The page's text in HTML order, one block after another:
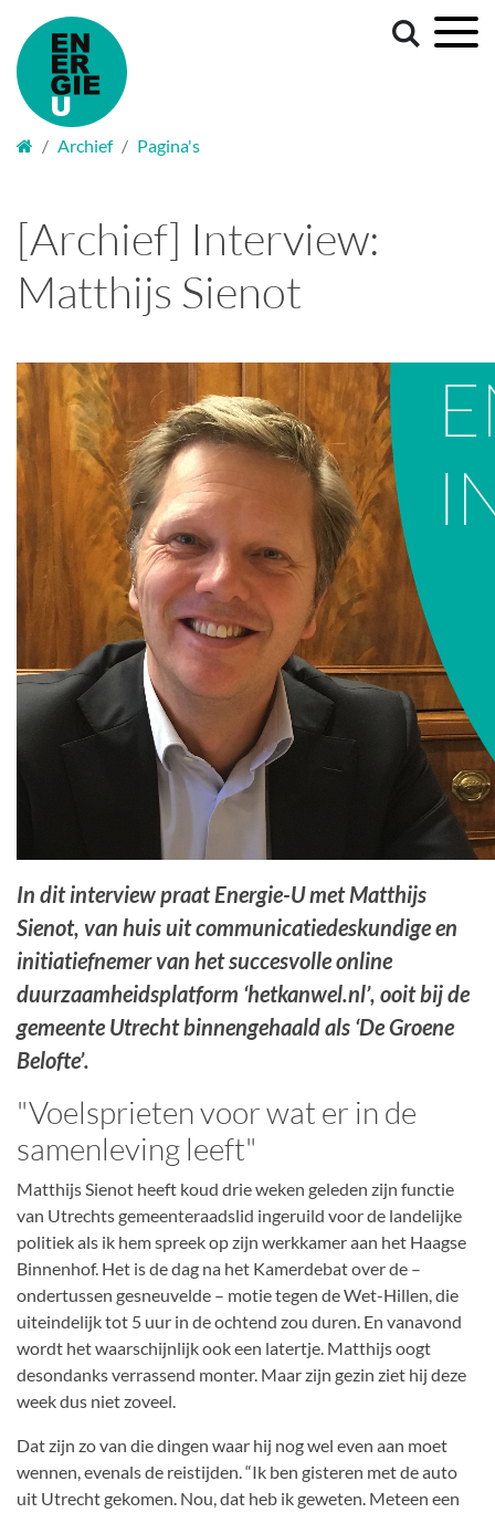
Welkom
Archief Pagina's
[Archief] Interview:
Matthijs Sienot
In dit interview praat Energie-U met Matthijs
Sienot, van huis uit communicatiedeskundige en
initiatiefnemer van het succesvolle online
duurzaamheidsplatform ‘hetkanwel.nl’, ooit bij de
gemeente Utrecht binnengehaald als ‘De Groene
Belofte’.
"Voelsprieten voor wat er in de
samenleving leeft"
Matthijs Sienot heeft koud drie weken geleden zijn functie
van Utrechts gemeenteraadslid ingeruild voor de landelijke
politiek als ik hem spreek op zijn werkkamer aan het Haagse
Binnenhof. Het is de dag na het Kamerdebat over de –
ondertussen gesneuvelde – motie tegen de Wet-Hillen, die
uiteindelijk tot 5 uur in de ochtend zou duren. En vanavond
wordt het waarschijnlijk ook een latertje. Matthijs oogt
desondanks verrassend monter. Maar zijn gezin ziet hij deze
week dus niet zoveel.
Dat zijn zo van die dingen waar hij nog wel even aan moet
wennen, evenals de reistijden. “Ik ben gisteren met de auto
uit Utrecht gekomen. Nou, dat heb ik geweten. Meteen een